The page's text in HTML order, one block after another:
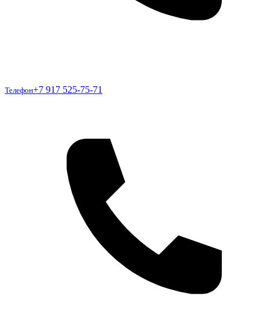
Телефон
Телефон+7 917 525-75-71